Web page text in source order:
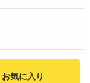
お気に入り